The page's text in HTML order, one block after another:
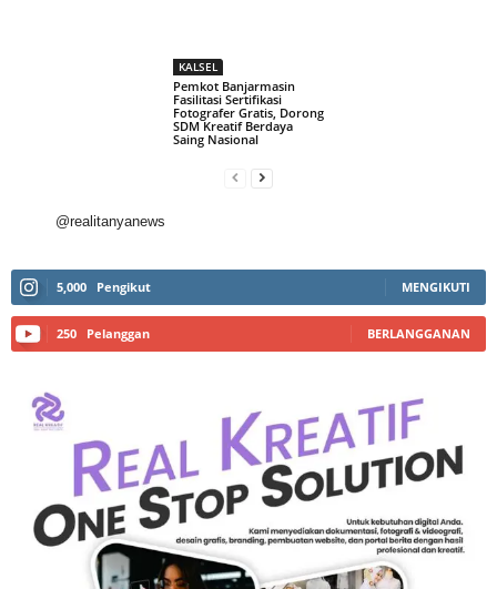
KALSEL
Pemkot Banjarmasin
Fasilitasi Sertifikasi
Fotografer Gratis, Dorong
SDM Kreatif Berdaya
Saing Nasional
@realitanyanews
5,000 Pengikut MENGIKUTI
250 Pelanggan BERLANGGANAN